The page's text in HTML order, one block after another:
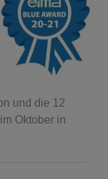
und die 12
Oktober in